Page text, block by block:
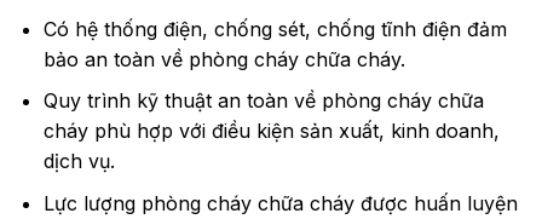
Có hệ thống điện, chống sét, chống tĩnh điện đảm
bảo an toàn về phòng cháy chữa cháy.
Quy trình kỹ thuật an toàn về phòng cháy chữa
cháy phù hợp với điều kiện sản xuất, kinh doanh,
dịch vụ.
Lực lượng phòng cháy chữa cháy được huấn luyện